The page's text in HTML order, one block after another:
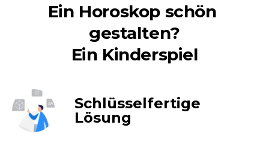
Ein Horoskop schön
gestalten?
Ein Kinderspiel
Schlüsselfertige
Lösung